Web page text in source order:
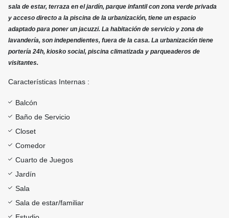
sala de estar, terraza en el jardín, parque infantil con zona verde privada
y acceso directo a la piscina de la urbanización, tiene un espacio
adaptado para poner un jacuzzi. La habitación de servicio y zona de
lavandería, son independientes, fuera de la casa. La urbanización tiene
portería 24h, kiosko social, piscina climatizada y parqueaderos de
visitantes.
Características Internas :
Balcón
Baño de Servicio
Closet
Comedor
Cuarto de Juegos
Jardín
Sala
Sala de estar/familiar